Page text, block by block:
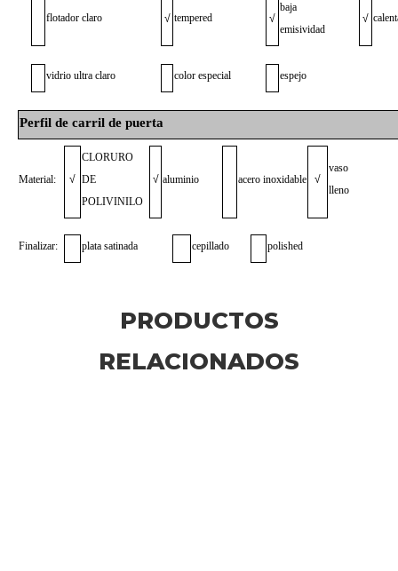
flotador claro √ tempered √
baja
emisividad
√
vidrio ultra claro color especial espejo
Perfil de carril de puerta
Material: √
CLORURO
DE
POLIVINILO
√ aluminio acero inoxidable √
vaso
lleno
Finalizar: plata satinada cepillado polished
personalizadoPRODUCTOS
RELACIONADOS